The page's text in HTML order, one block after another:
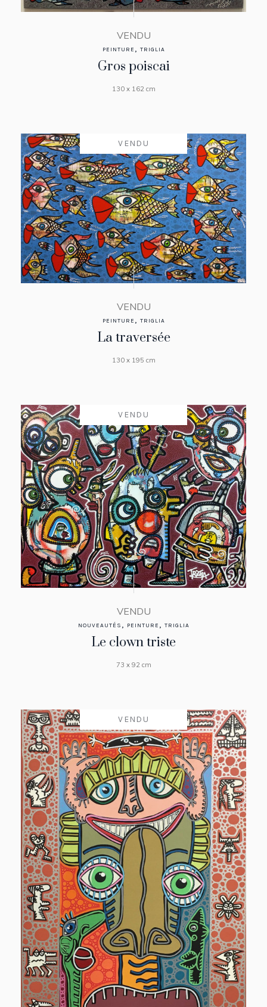
VENDU
PEINTURE , TRIGLIA
Gros poiscai
130 x 162 cm
VENDU
VENDU
PEINTURE , TRIGLIA
La traversée
130 x 195 cm
VENDU
VENDU
NOUVEAUTÉS , PEINTURE , TRIGLIA
Le clown triste
73 x 92 cm
VENDU